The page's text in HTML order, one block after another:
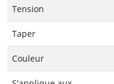
Tension
Taper
Couleur